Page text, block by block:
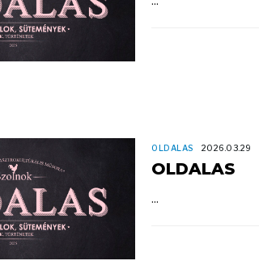
OLDALAS 2026.03.29
OLDALAS
...